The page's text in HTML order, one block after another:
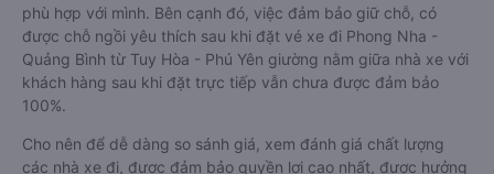
phù hợp với mình. Bên cạnh đó, việc đảm bảo giữ chỗ, có
được chỗ ngồi yêu thích sau khi đặt vé xe đi Phong Nha -
Quảng Bình từ Tuy Hòa - Phú Yên giường nằm giữa nhà xe với
khách hàng sau khi đặt trực tiếp vẫn chưa được đảm bảo
100%.
Cho nên để dễ dàng so sánh giá, xem đánh giá chất lượng
các nhà xe đi, được đảm bảo quyền lợi cao nhất, được hưởng